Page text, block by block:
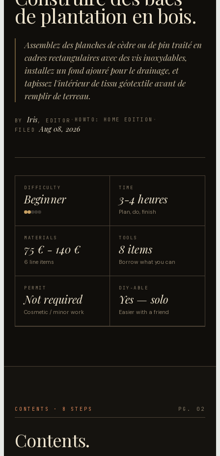
de plantation en bois.
Assemblez des planches de cèdre ou de pin traité en
cadres rectangulaires avec des vis inoxydables,
installez un fond ajouré pour le drainage, et
tapissez l'intérieur de tissu géotextile avant de
remplir de terreau.
BYIris, EDITOR · HOWTO: HOME EDITION ·
FILEDAug 08, 2026
DIFFICULTY
Beginner
TIME
3-4 heures
Plan, do, finish
MATERIALS
75 € - 140 €
6 line items
TOOLS
8 items
Borrow what you can
PERMIT
Not required
Cosmetic / minor work
DIY-ABLE
Yes — solo
Easier with a friend
CONTENTS · 8 STEP S PG. 02
Contents.